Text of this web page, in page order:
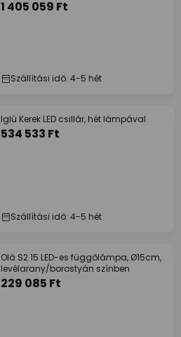
1 405 059 Ft
Szállítási idő: 4-5 hét
Iglù Kerek LED csillár, hét lámpával
534 533 Ft
Szállítási idő: 4-5 hét
Olà S2 15 LED-es függőlámpa, Ø15cm,
levélarany/borostyán színben
229 085 Ft